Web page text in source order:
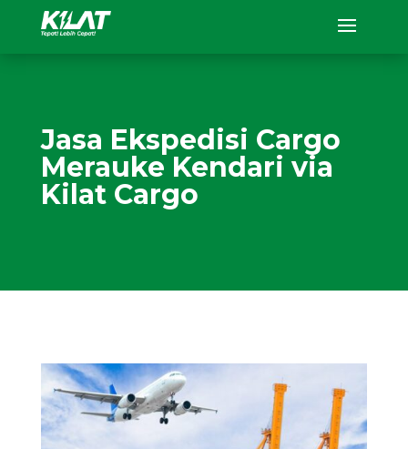
Jasa Ekspedisi Cargo
Merauke Kendari via
Kilat Cargo